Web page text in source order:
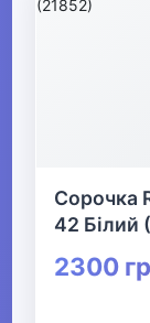
Сорочка
42 Білий
2300